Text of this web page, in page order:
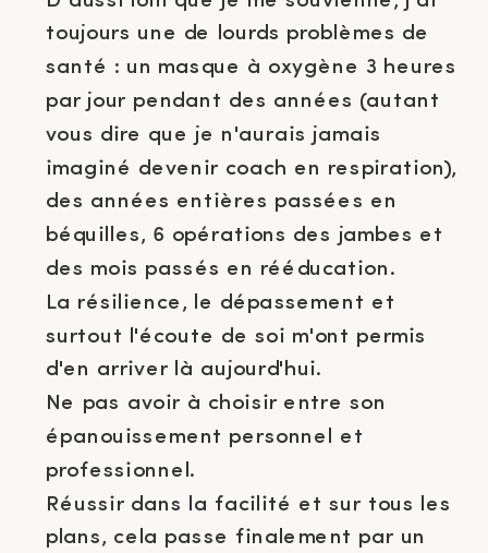
toujours une de lourds problèmes de
santé : un masque à oxygène 3 heures
par jour pendant des années (autant
vous dire que je n'aurais jamais
imaginé devenir coach en respiration),
des années entières passées en
béquilles, 6 opérations des jambes et
des mois passés en rééducation.
La résilience, le dépassement et
surtout l'écoute de soi m'ont permis
d'en arriver là aujourd'hui.
Ne pas avoir à choisir entre son
épanouissement personnel et
professionnel.
Réussir dans la facilité et sur tous les
plans, cela passe finalement par un